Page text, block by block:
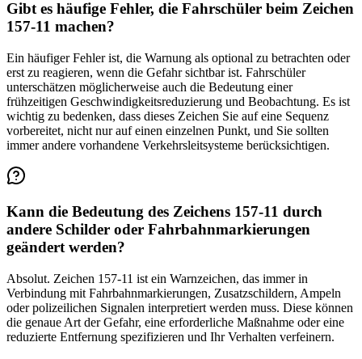
Gibt es häufige Fehler, die Fahrschüler beim Zeichen
157-11 machen?
Ein häufiger Fehler ist, die Warnung als optional zu betrachten oder
erst zu reagieren, wenn die Gefahr sichtbar ist. Fahrschüler
unterschätzen möglicherweise auch die Bedeutung einer
frühzeitigen Geschwindigkeitsreduzierung und Beobachtung. Es ist
wichtig zu bedenken, dass dieses Zeichen Sie auf eine Sequenz
vorbereitet, nicht nur auf einen einzelnen Punkt, und Sie sollten
immer andere vorhandene Verkehrsleitsysteme berücksichtigen.
Kann die Bedeutung des Zeichens 157-11 durch
andere Schilder oder Fahrbahnmarkierungen
geändert werden?
Absolut. Zeichen 157-11 ist ein Warnzeichen, das immer in
Verbindung mit Fahrbahnmarkierungen, Zusatzschildern, Ampeln
oder polizeilichen Signalen interpretiert werden muss. Diese können
die genaue Art der Gefahr, eine erforderliche Maßnahme oder eine
reduzierte Entfernung spezifizieren und Ihr Verhalten verfeinern.